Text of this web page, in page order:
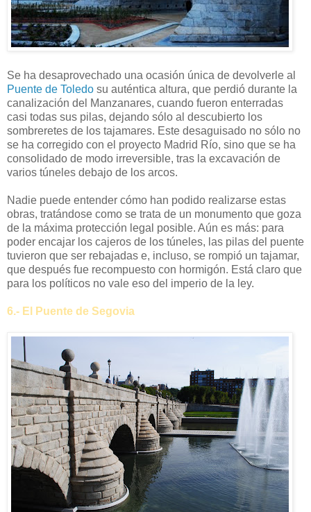
Se ha desaprovechado una ocasión única de devolverle al
Puente de Toledo su auténtica altura, que perdió durante la
canalización del Manzanares, cuando fueron enterradas
casi todas sus pilas, dejando sólo al descubierto los
sombreretes de los tajamares. Este desaguisado no sólo no
se ha corregido con el proyecto Madrid Río, sino que se ha
consolidado de modo irreversible, tras la excavación de
varios túneles debajo de los arcos.
Nadie puede entender cómo han podido realizarse estas
obras, tratándose como se trata de un monumento que goza
de la máxima protección legal posible. Aún es más: para
poder encajar los cajeros de los túneles, las pilas del puente
tuvieron que ser rebajadas e, incluso, se rompió un tajamar,
que después fue recompuesto con hormigón. Está claro que
para los políticos no vale eso del imperio de la ley.
6.- El Puente de Segovia